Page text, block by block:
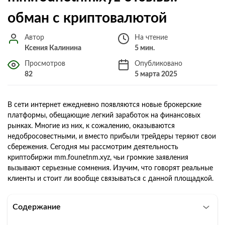
обман с криптовалютой
Автор
Ксения Калинина
На чтение
5 мин.
Просмотров
82
Опубликовано
5 марта 2025
В сети интернет ежедневно появляются новые брокерские
платформы, обещающие легкий заработок на финансовых
рынках. Многие из них, к сожалению, оказываются
недобросовестными, и вместо прибыли трейдеры теряют свои
сбережения. Сегодня мы рассмотрим деятельность
криптобиржи mm.founetnm.xyz, чьи громкие заявления
вызывают серьезные сомнения. Изучим, что говорят реальные
клиенты и стоит ли вообще связываться с данной площадкой.
Содержание